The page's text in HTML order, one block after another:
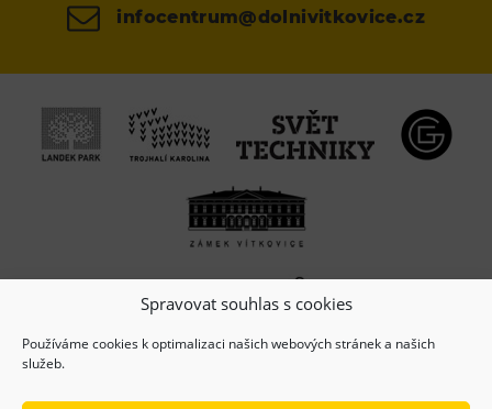
Spravovat souhlas s cookies
Používáme cookies k optimalizaci našich webových stránek a našich
služeb.
infocentrum@dolnivitkovice.cz